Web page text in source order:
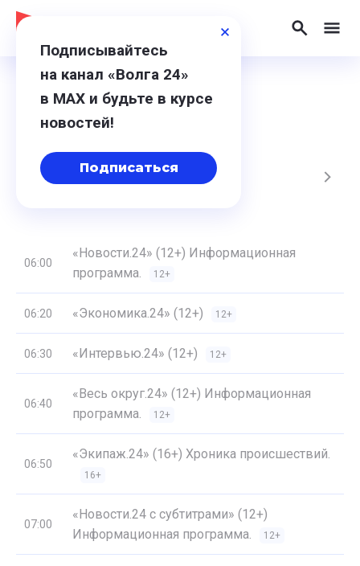
Программа
17, Пн 18, Вт 20, Чт
06:00
«Новости.24» (12+) Информационная
программа.
12+
06:20 «Экономика.24» (12+) 12+
06:30 «Интервью.24» (12+) 12+
06:40
«Весь округ.24» (12+) Информационная
программа.
12+
06:50
«Экипаж.24» (16+) Хроника происшествий.
16+
07:00
«Новости.24 с субтитрами» (12+)
Информационная программа.
12+
Подписывайтесь
на канал «Волга 24»
в МАХ и будьте в курсе
новостей!
Подписаться